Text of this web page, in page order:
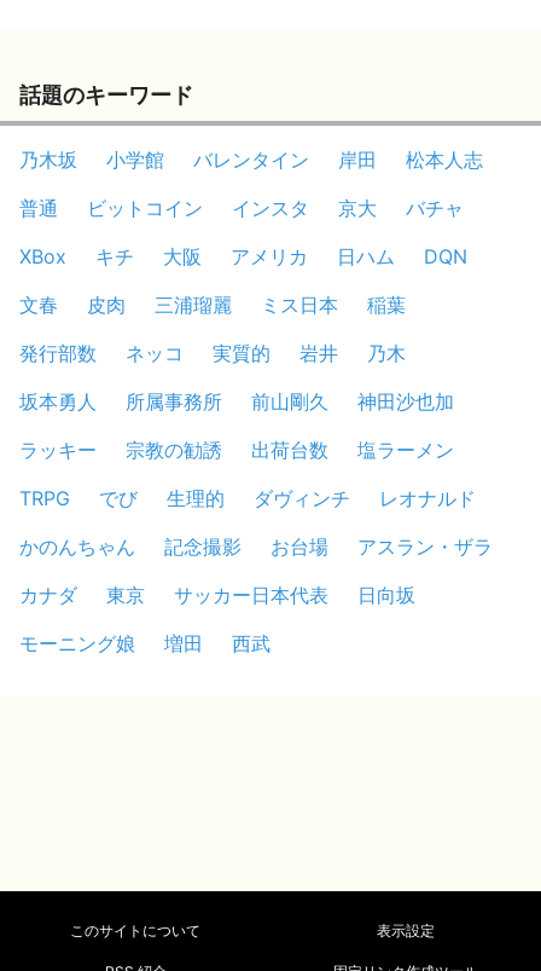
話題のキーワード
乃木坂 小学館 バレンタイン 岸田
松本人志
普通
ビットコイン インスタ 京大
バチャ
XBox
キチ 大阪 アメリカ 日ハム
DQN
文春
皮肉 三浦瑠麗 ミス日本
稲葉
発行部数
ネッコ 実質的 岩井
乃木
坂本勇人
所属事務所 前山剛久
神田沙也加
ラッキー
宗教の勧誘 出荷台数
塩ラーメン
TRPG
でび 生理的 ダヴィンチ
レオナルド
かのんちゃん
記念撮影 お台場
アスラン・ザラ
カナダ
東京 サッカー日本代表
日向坂
モーニング娘
増田 西武
このサイトについて 表示設定